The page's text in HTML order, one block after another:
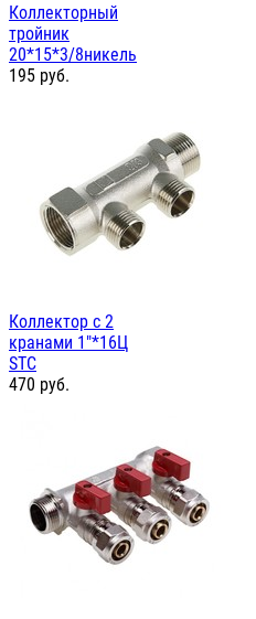
Коллекторный
тройник
20*15*3/8никель
195 руб.
Коллектор с 2
кранами 1"*16Ц
STC
470 руб.